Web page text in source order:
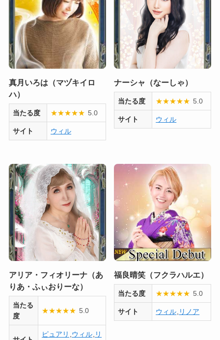
真月いろは（マヅキイロ
ハ）
当たる度 ★★★★★ 5.0
サイト ウィル
ナーシャ（なーしゃ）
当たる度 ★★★★★ 5.0
サイト ウィル
アリア・フィオリーナ（あ
りあ・ふぃおりーな）
当たる
度
★★★★★ 5.0
ピュアリ ,ウィル, リ
福良晴笑（フクラハルエ）
当たる度 ★★★★★ 5.0
サイト ウィル, リノア